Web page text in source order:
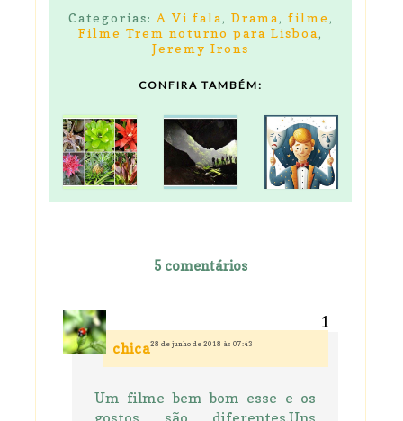
Categorias: A Vi fala, Drama, filme ,
Filme Trem noturno para Lisboa,
Jeremy Irons
CONFIRA TAMBÉM:
5 comentários
chica28 de junho de 2018 às 07:43
Um filme bem bom esse e os